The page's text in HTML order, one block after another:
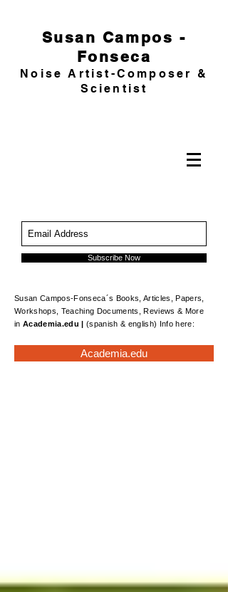
Susan Campos -
Fonseca
Noise Artist-Composer &
Scientist
Subscribe Now
Susan Campos-Fonseca´s Books, Articles, Papers,
Workshops, Teaching Documents, Reviews & More
in Academia.edu | (spanish & english) Info here:
Academia.edu